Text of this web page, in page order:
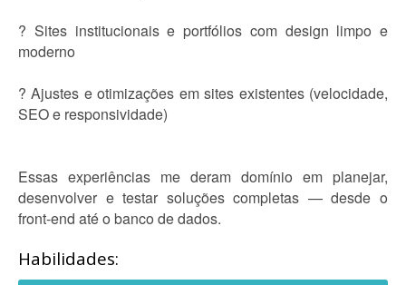
? Sites institucionais e portfólios com design limpo e
moderno
? Ajustes e otimizações em sites existentes (velocidade,
SEO e responsividade)
Essas experiências me deram domínio em planejar,
desenvolver e testar soluções completas — desde o
front-end até o banco de dados.
Habilidades: